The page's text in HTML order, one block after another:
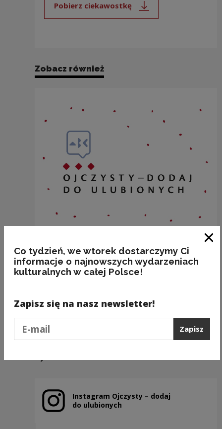
Pobierz ciekawostkę
Uwaga, link zostanie otwarty
Zobacz również
Następny slajd
Instagram Ojczysty – dodaj
do ulubionych
Uwaga, link zostanie otwarty w nowym oknie
Co tydzień, we wtorek dostarczymy Ci
informacje o najnowszych wydarzeniach
kulturalnych w całej Polsce!
Zapisz się na nasz newsletter!
Zapisz